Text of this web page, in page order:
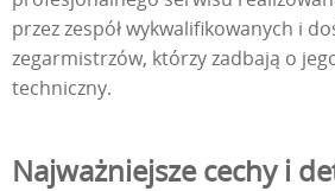
przez zespół wykwalifikowanych i
zegarmistrzów, którzy zadbają o
techniczny.
Najważniejsze cechy i